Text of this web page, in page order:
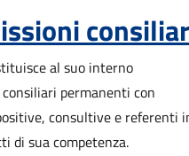
al suo interno
permanenti con
consultive e referenti
di sua competenza.